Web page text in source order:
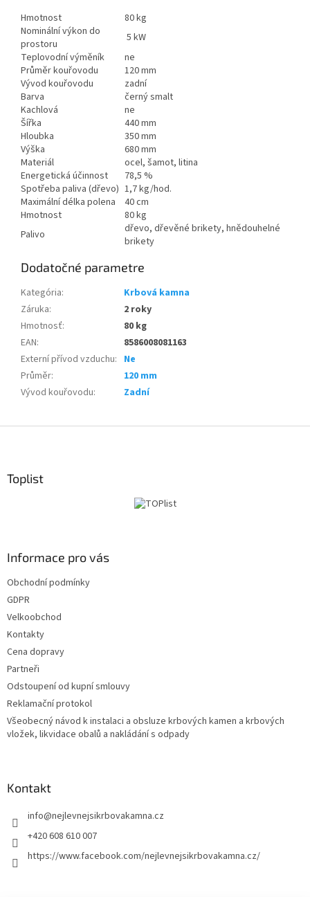
Hmotnost
80 kg
Nominální výkon do
prostoru
5 kW
Teplovodní výměník
ne
Průměr kouřovodu
120 mm
Vývod kouřovodu
zadní
Barva
černý smalt
Kachlová
ne
Šířka
440 mm
Hloubka
350 mm
Výška
680 mm
Materiál
ocel, šamot, litina
Energetická účinnost
78,5 %
Spotřeba paliva (dřevo) 1,7 kg/hod.
Maximální délka polena
40 cm
Hmotnost
80 kg
Palivo
dřevo, dřevěné brikety, hnědouhelné
brikety
Dodatočné parametre
Kategória:
Krbová kamna
Záruka:
2 roky
Hmotnosť:
80 kg
EAN:
8586008081163
Externí přívod vzduchu: Ne
Průměr:
120 mm
Vývod kouřovodu: Zadní
Toplist
Informace pro vás
Obchodní podmínky
GDPR
Velkoobchod
Kontakty
Cena dopravy
Partneři
Odstoupení od kupní smlouvy
Reklamační protokol
Všeobecný návod k instalaci a obsluze krbových kamen a krbových
vložek, likvidace obalů a nakládání s odpady
Kontakt
info@nejlevnejsikrbovakamna.cz
+420 608 610 007
https://www.facebook.com/nejlevnejsikrbovakamna.cz/